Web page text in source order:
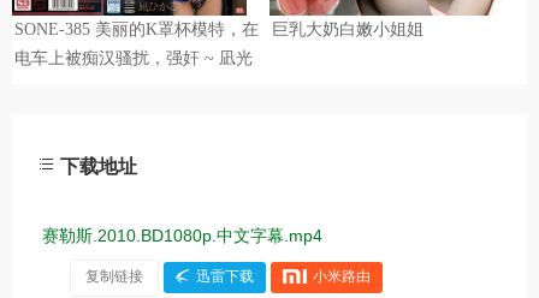
下载地址
赛勒斯.2010.BD1080p.中文字幕.mp4
复制链接 迅雷下载 小米路由